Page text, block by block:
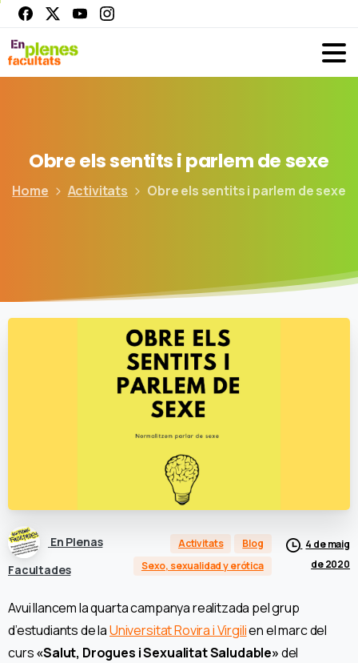
Obreelssentitsiparlemdesexe
Home Activitats Obre els sentits i parlem de sexe
En Plenas
Facultades
Activitats
Blog
Sexo, sexualidad y erótica
4 de maig
de 2020
Avui llancem la quarta campanya realitzada pel grup
d’estudiants de laUniversitat Rovira i Virgilien el marc del
curs«Salut, Drogues i Sexualitat Saludable»del